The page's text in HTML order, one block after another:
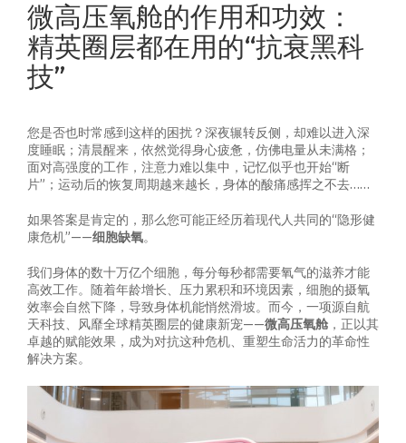
微高压氧舱的作用和功效：
精英圈层都在用的“抗衰黑科
技”
您是否也时常感到这样的困扰？深夜辗转反侧，却难以进入深
度睡眠；清晨醒来，依然觉得身心疲惫，仿佛电量从未满格；
面对高强度的工作，注意力难以集中，记忆似乎也开始“断
片”；运动后的恢复周期越来越长，身体的酸痛感挥之不去……
如果答案是肯定的，那么您可能正经历着现代人共同的“隐形健
康危机”——细胞缺氧。
我们身体的数十万亿个细胞，每分每秒都需要氧气的滋养才能
高效工作。随着年龄增长、压力累积和环境因素，细胞的摄氧
效率会自然下降，导致身体机能悄然滑坡。而今，一项源自航
天科技、风靡全球精英圈层的健康新宠——微高压氧舱 ，正以其
卓越的赋能效果，成为对抗这种危机、重塑生命活力的革命性
解决方案。